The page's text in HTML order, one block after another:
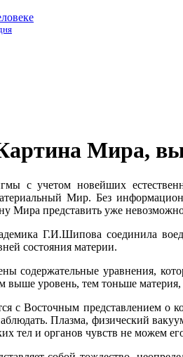
Мира,
с учетом новейших
Мир. Без
Мира представить уже
Г.И.Шипова соединила
состояния материи.
содержательные уравнения,
выше уровень, тем тоньше
с Восточным представлением
Плазма, физический
тел и органов чувств не можем